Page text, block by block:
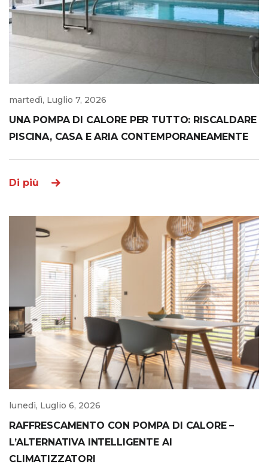
martedì, Luglio 7, 2026
UNA POMPA DI CALORE PER TUTTO: RISCALDARE
PISCINA, CASA E ARIA CONTEMPORANEAMENTE
Di più
lunedì, Luglio 6, 2026
RAFFRESCAMENTO CON POMPA DI CALORE –
L’ALTERNATIVA INTELLIGENTE AI
CLIMATIZZATORI